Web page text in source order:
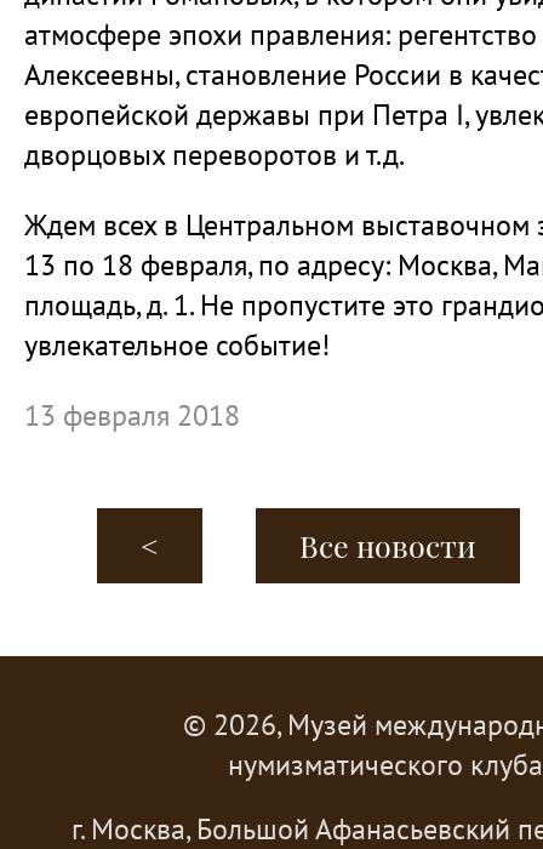
атмосфере эпохи правления:
Алексеевны, становление России в
европейской державы при Петра I,
дворцовых переворотов и т.д.
Ждем всех в Центральном выставочном
13 по 18 февраля, по адресу: Москва,
площадь, д. 1. Не пропустите это
увлекательное событие!
13 февраля 2018
< Все новости
© 2026, Музей
нумизматического
г. Москва, Большой Афанасьевский